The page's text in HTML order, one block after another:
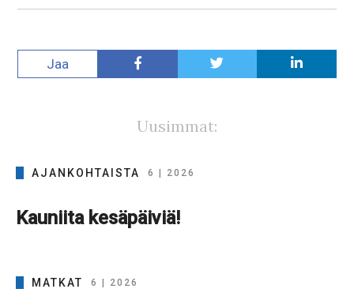
Jaa
Uusimmat:
AJANKOHTAISTA 6 | 2026
Kauniita kesäpäiviä!
MATKAT 6 | 2026